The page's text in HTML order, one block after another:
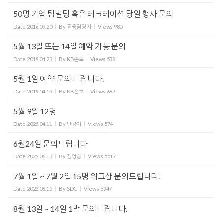
50명 기업 팀빌딩 혹은 레크레이션 당일 행사 문의
Date 2016.09.20 By 교육담당자 Views 985
5월 13일 또는 14일 예약 가능 문의
Date 2019.04.23 By KB손보 Views 538
5월 1일 예약 문의 드립니다.
Date 2019.04.19 By KB손보 Views 667
5월 9일 12명
Date 2025.04.11 By 난강이 Views 574
6월24일 문의드립니다
Date 2022.06.13 By 정영승 Views 5517
7월 1일 ~ 7월 2일 15명 워크샵 문의드립니다.
Date 2022.06.15 By SDC Views 3947
8월 13일 ~ 14일 1박 문의드립니다.